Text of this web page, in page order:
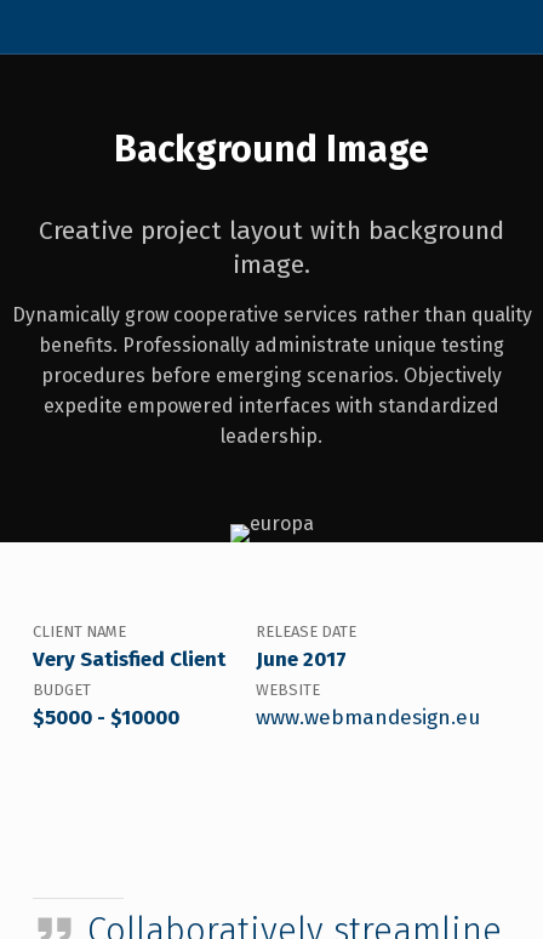
Background Image
Creative project layout with background
image.
Dynamically grow cooperative services rather than quality
benefits. Professionally administrate unique testing
procedures before emerging scenarios. Objectively
expedite empowered interfaces with standardized
leadership.
CLIENT NAME
Very Satisfied Client
BUDGET
$5000 - $10000
RELEASE DATE
June 2017
WEBSITE
www.webmandesign.eu